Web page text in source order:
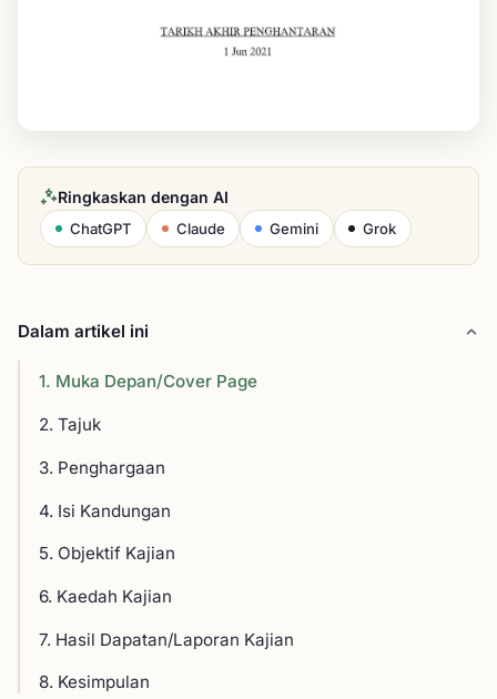
Ringkaskan dengan AI
ChatGPT Claude Gemini Grok
Dalam artikel ini
1. Muka Depan/Cover Page
2. Tajuk
3. Penghargaan
4. Isi Kandungan
5. Objektif Kajian
6. Kaedah Kajian
7. Hasil Dapatan/Laporan Kajian
8. Kesimpulan